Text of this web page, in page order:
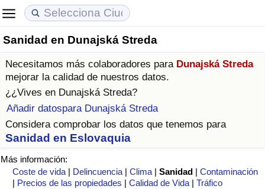
Sanidad en Dunajská Streda
Necesitamos más colaboradores para Dunajská Streda
mejorar la calidad de nuestros datos.
¿¿Vives en Dunajská Streda?
Añadir datospara Dunajská Streda
Considera comprobar los datos que tenemos para
Sanidad en Eslovaquia
Más información:
Coste de vida | Delincuencia |Clima |Sanidad |Contaminación
| Precios de las propiedades |Calidad de Vida |Tráfico
Coste de vida
Índice de Costo de Vida (Actual)
Índice de Costo de Vida
Índice de costo de vida por país
en aqaba
Precios de las propiedades
Índice de Precios de Inmuebles (Actual)
Índice de Precios de Inmuebles
Índice de Precios de Inmuebles por País
Calidad de Vida
Índice de Calidad de Vida
Índice de Calidad de Vida (Actual)
Índice de calidad de vida por país
Delincuencia